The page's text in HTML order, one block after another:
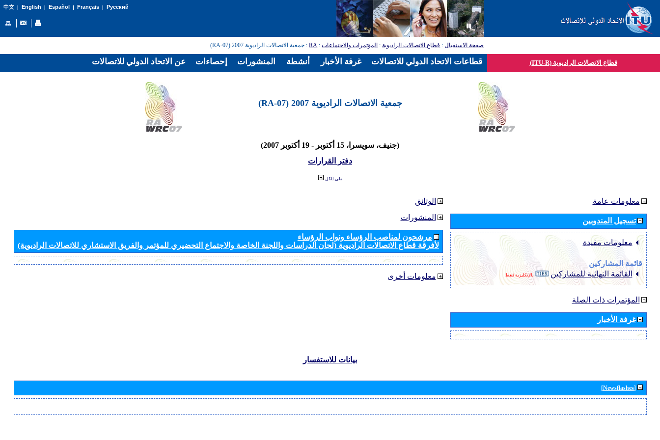
中文| English | Español | Français| Русский
صفحة الاستقبال: قطاع الاتصالات الراديوية: المؤتمرات والاجتماعات:
RA: جمعية الاتصالات الراديوية 2007 (RA-07)
قطاع الاتصالات الراديوية (ITU-R)
جمعية الاتصالات الراديوية 2007 (RA-07)
(جنيف، سويسرا، 15 أكتوبر - 19 أكتوبر 2007)
دفتر القرارات
طي الكل
الوثائق
المنشورات
مرشحون لمناصب الرؤساء ونواب الرؤساء
لأفرقة قطاع الاتصالات الراديوية (لجان الدراسات واللجنة الخاصة والاجتماع التحضيري للمؤتمر والفريق الاستشاري للاتصالات الراديوية)
معلومات أخرى
معلومات عامة
تسجيل المندوبين
معلومات مفيدة
قائمة المشاركين
القائمة النهائية للمشاركين
بالإنكليزية فقط
المؤتمرات ذات الصلة
غرفة الأخبار
بيانات للاستفسار
[Newsflashes]
عن الاتحاد الدولي للاتصالات إحصاءات المنشورات أنشطة غرفة الأخبار قطاعات الاتحاد الدولي للاتصالات